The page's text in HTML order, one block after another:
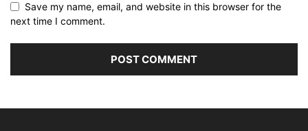
Save my name, email, and website in this browser for the
next time I comment.